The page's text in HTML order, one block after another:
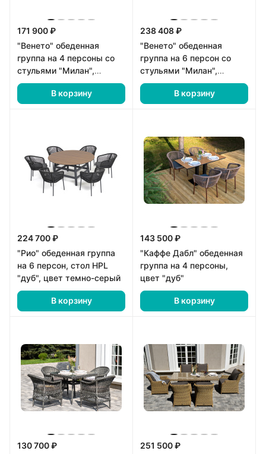
171 900 ₽
"Венето" обеденная
группа на 4 персоны со
стульями "Милан",
каркас темно-серый,
роуп темно-серый
В корзину
238 408 ₽
"Венето" обеденная
группа на 6 персон со
стульями "Милан",
каркас белый, роуп
бежевыйВ корзину
224 700 ₽
"Рио" обеденная группа
на 6 персон, стол HPL
"дуб", цвет темно-серый
В корзину
143 500 ₽
"Каффе Дабл" обеденная
группа на 4 персоны,
цвет "дуб"
В корзину
130 700 ₽
251 500 ₽